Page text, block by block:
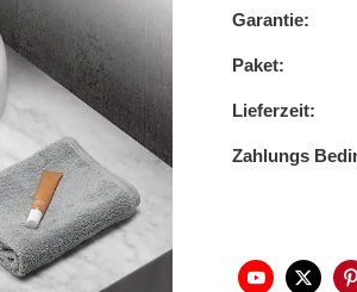
Garantie:
Paket:
Lieferzeit:
Zahlungs